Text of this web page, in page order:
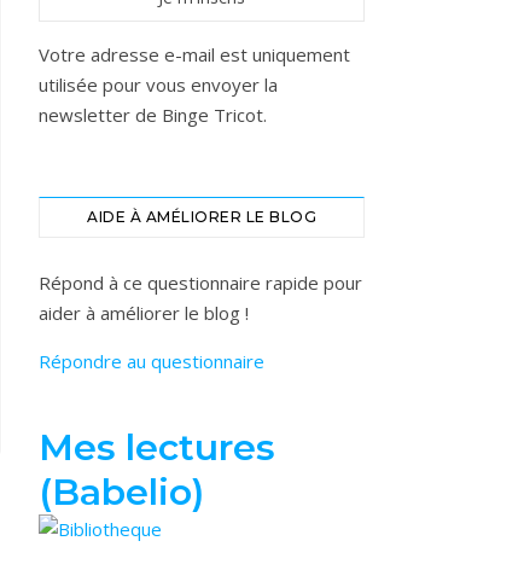
Votre adresse e-mail est uniquement
utilisée pour vous envoyer la
newsletter de Binge Tricot.
AIDE À AMÉLIORER LE BLOG
Répond à ce questionnaire rapide pour
aider à améliorer le blog !
Répondre au questionnaire
Mes lectures
(Babelio)